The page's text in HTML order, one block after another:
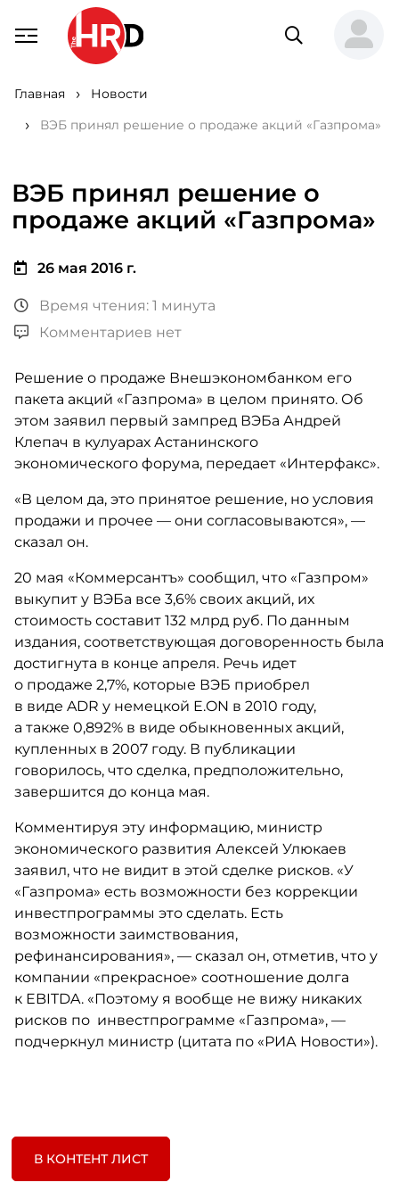
Главная
Новости
ВЭБ принял решение о продаже акций «Газпрома»
ВЭБ принял решение о
продаже акций «Газпрома»
26 мая 2016 г.
Время чтения: 1 минута
Комментариев нет
Решение о продаже Внешэкономбанком его
пакета акций «Газпрома» в целом принято. Об
этом заявил первый зампред ВЭБа Андрей
Клепач в кулуарах Астанинского
экономического форума, передает «Интерфакс».
«В целом да, это принятое решение, но условия
продажи и прочее — они согласовываются», —
сказал он.
20 мая «Коммерсантъ» сообщил, что «Газпром»
выкупит у ВЭБа все 3,6% своих акций, их
стоимость составит 132 млрд руб. По данным
издания, соответствующая договоренность была
достигнута в конце апреля. Речь идет
о продаже 2,7%, которые ВЭБ приобрел
в виде ADR у немецкой E.ON в 2010 году,
а также 0,892% в виде обыкновенных акций,
купленных в 2007 году. В публикации
говорилось, что сделка, предположительно,
завершится до конца мая.
Комментируя эту информацию, министр
экономического развития Алексей Улюкаев
заявил, что не видит в этой сделке рисков. «У
«Газпрома» есть возможности без коррекции
инвестпрограммы это сделать. Есть
возможности заимствования,
рефинансирования», — сказал он, отметив, что у
компании «прекрасное» соотношение долга
к EBITDA. «Поэтому я вообще не вижу никаких
рисков по инвестпрограмме «Газпрома», —
подчеркнул министр (цитата по «РИА Новости»).
В КОНТЕНТ ЛИСТ